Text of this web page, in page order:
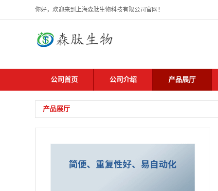
你好，欢迎来到上海森肽生物科技有限公司官网！
公司首页 公司介绍 产品展厅
产品展厅